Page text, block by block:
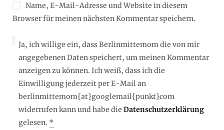
Name, E-Mail-Adresse und Website in diesem
Browser für meinen nächsten Kommentar speichern.
Ja, ich willige ein, dass Berlinmittemom die von mir
angegebenen Daten speichert, um meinen Kommentar
anzeigen zu können. Ich weiß, dass ich die
Einwilligung jederzeit per E-Mail an
berlinmittemom{at}googlemail{punkt}com
widerrufen kann und habe die Datenschutzerklärung
gelesen. *